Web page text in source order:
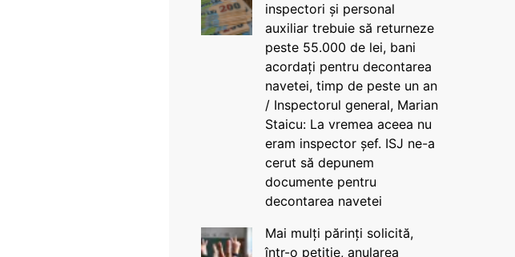
inspectori și personal
auxiliar trebuie să returneze
peste 55.000 de lei, bani
acordați pentru decontarea
navetei, timp de peste un an
/ Inspectorul general, Marian
Staicu: La vremea aceea nu
eram inspector șef. ISJ ne-a
cerut să depunem
documente pentru
decontarea navetei
Mai mulți părinți solicită,
într-o petiție, anularea